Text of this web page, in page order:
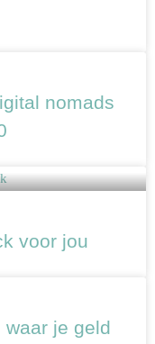
nomads
voor jou
je geld